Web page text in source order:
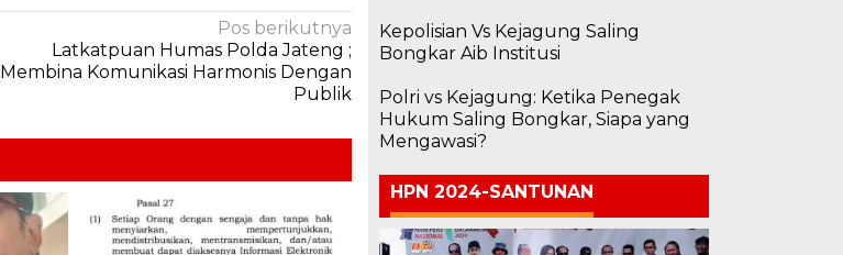
Pos berikutnya
Latkatpuan Humas Polda Jateng ;
Membina Komunikasi Harmonis Dengan
Publik
Kepolisian Vs Kejagung Saling
Bongkar Aib Institusi
Polri vs Kejagung: Ketika Penegak
Hukum Saling Bongkar, Siapa yang
Mengawasi?
HPN 2024-SANTUNAN